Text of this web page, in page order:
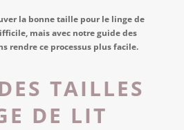
la bonne taille pour le linge de
mais avec notre guide des
rendre ce processus plus facile.
TAILLES
DE LIT